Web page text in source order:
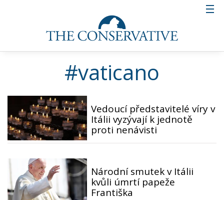
#vaticano
Vedoucí představitelé víry v
Itálii vyzývají k jednotě
proti nenávisti
Národní smutek v Itálii
kvůli úmrtí papeže
Františka